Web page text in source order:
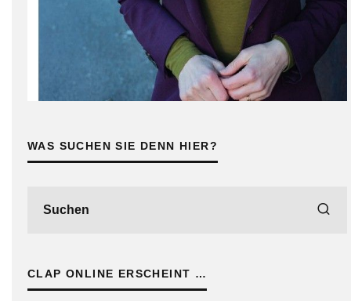
WAS SUCHEN SIE DENN HIER?
CLAP ONLINE ERSCHEINT …